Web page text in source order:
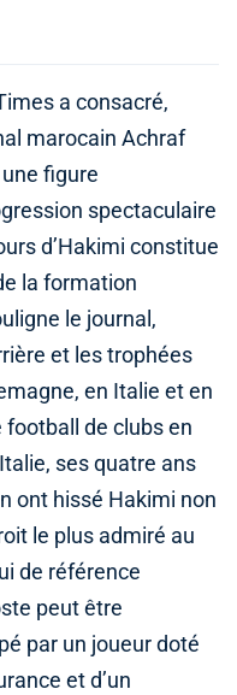
a consacré,
marocain Achraf
figure
spectaculaire
d’Hakimi constitue
la formation
le journal,
et les trophées
en Italie et en
football de clubs en
ses quatre ans
ont hissé Hakimi non
le plus admiré au
de référence
peut être
par un joueur doté
et d’un